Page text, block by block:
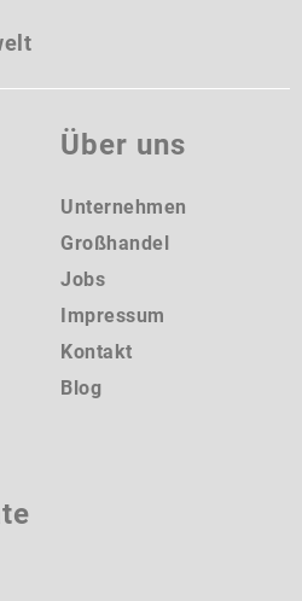
Über uns
Unternehmen
Großhandel
Jobs
Impressum
Kontakt
Blog